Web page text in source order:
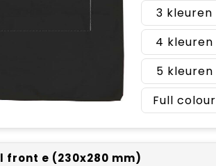
3
4
5
Full colour
front e (230x280 mm)